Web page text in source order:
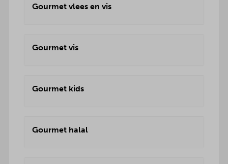
Gourmet vlees en vis
Gourmet vis
Gourmet kids
Gourmet halal